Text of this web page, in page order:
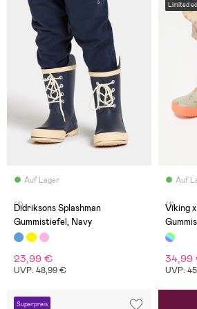
Auf Lager
(1)
Didriksons Splashman
Gummistiefel, Navy
23,99 €
UVP: 48,99 €
Limited
Auf
(1)
Viking
34,99
UVP:
Superpreis